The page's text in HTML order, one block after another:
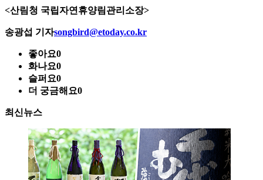
<산림청 국립자연휴양림관리소장>
송광섭 기자songbird@etoday.co.kr
좋아요0
화나요0
슬퍼요0
더 궁금해요0
최신뉴스